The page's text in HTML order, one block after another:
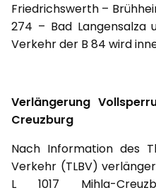
Friedrichswerth –
274 – Bad Langensalza
Verkehr der B 84 wird
Verlängerung
Creuzburg
Nach Information des
Verkehr (TLBV)
L 1017 Mihla-